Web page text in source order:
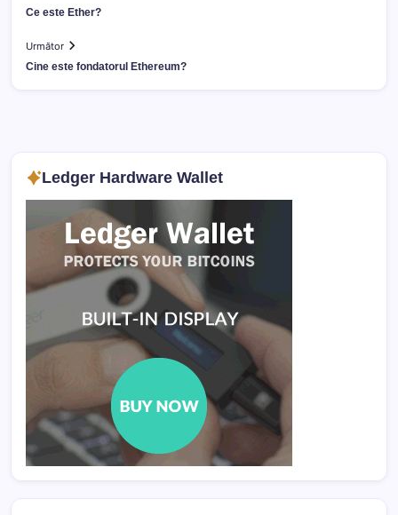
Ce este Ether?
Următor
Cine este fondatorul Ethereum?
Ledger Hardware Wallet